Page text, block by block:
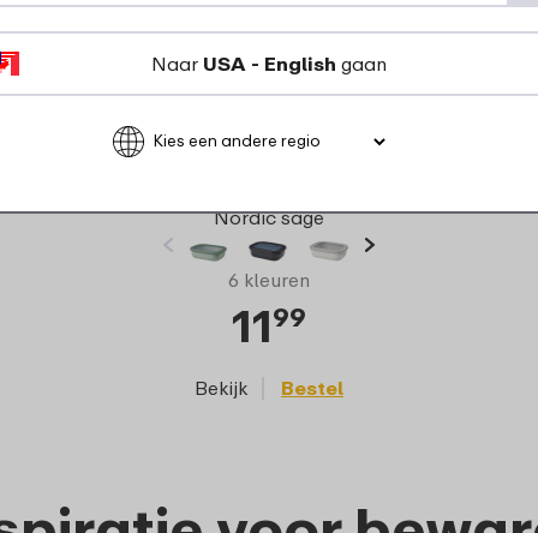
Multikom Cirqula
Nordic sage
6 kleuren
1199
Bekijk Bestel
Naar USA - English gaan